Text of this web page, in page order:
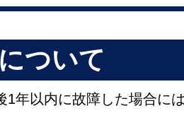
ついて
以内に故障した場合に